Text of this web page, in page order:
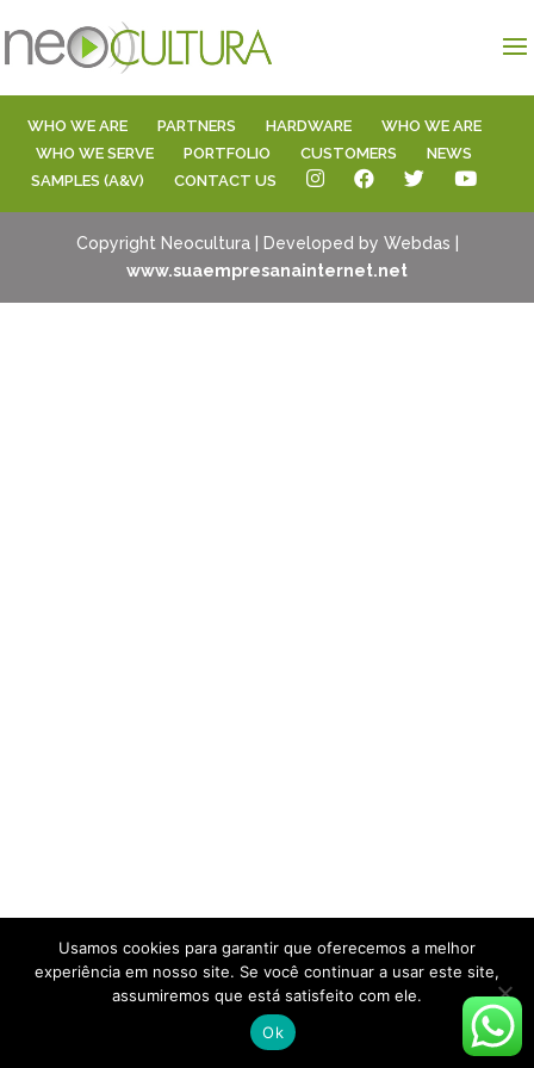
WHO WE ARE PARTNERS HARDWARE
WHO WE ARE
WHO WE SERVE
PORTFOLIO CUSTOMERS
NEWS
SAMPLES (A&V)
CONTACT US
Copyright Neocultura | Developed by Webdas |
www.suaempresanainternet.net
Usamos cookies para garantir que oferecemos a melhor
experiência em nosso site. Se você continuar a usar este site,
assumiremos que está satisfeito com ele.
Ok